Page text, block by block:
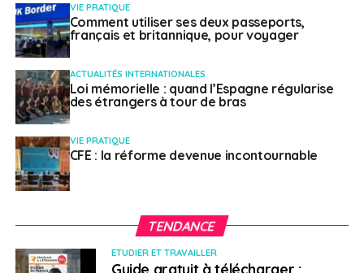
VIE PRATIQUE
Comment utiliser ses deux passeports,
français et britannique, pour voyager
ACTUALITÉS INTERNATIONALES
Loi mémorielle : quand l’Espagne régularise
des étrangers à tour de bras
VIE PRATIQUE
CFE : la réforme devenue incontournable
TENDANCE
ETUDIER ET TRAVAILLER
Guide gratuit à télécharger :